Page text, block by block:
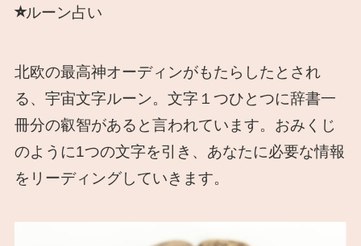
⭐︎ルーン占い
北欧の最高神オーディンがもたらしたとされ
る、宇宙文字ルーン。文字１つひとつに辞書一
冊分の叡智があると言われています。おみくじ
のように1つの文字を引き、あなたに必要な情報
をリーディングしていきます。